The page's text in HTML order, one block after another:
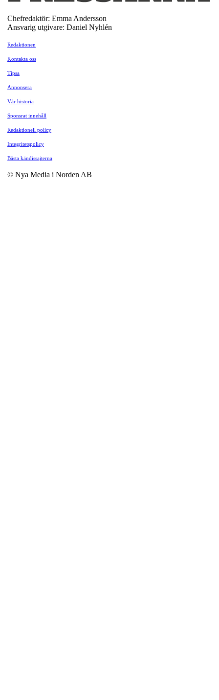
Chefredaktör: Emma Andersson
Ansvarig utgivare: Daniel Nyhlén
Redaktionen
Kontakta oss
Tipsa
Annonsera
Vår historia
Sponsrat innehåll
Redaktionell policy
Integritetspolicy
Bästa kändissajterna
© Nya Media i Norden AB